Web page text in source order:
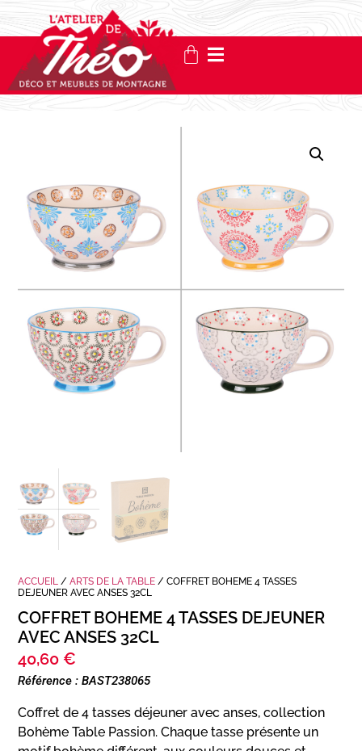
ACCUEIL /ARTS DE LA TABLE / COFFRET BOHEME 4 TASSES
DEJEUNER AVEC ANSES 32CL
COFFRET BOHEME 4 TASSES DEJEUNER
AVEC ANSES 32CL
40,60 €
Référence : BAST238065
Coffret de 4 tasses déjeuner avec anses, collection
Bohème Table Passion. Chaque tasse présente un